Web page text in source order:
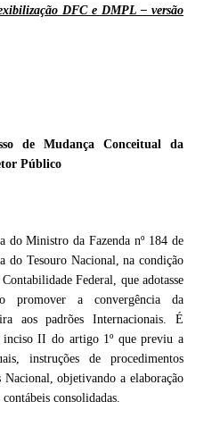
DFC e DMPL – versão
de Mudança Conceitual da
Público
do Ministro da Fazenda nº 184 de
do Tesouro Nacional, na condição
Federal, que adotasse
promover a convergência da
aos padrões Internacionais. É
inciso II do artigo 1º que previu a
instruções de procedimentos
objetivando a elaboração
consolidadas.